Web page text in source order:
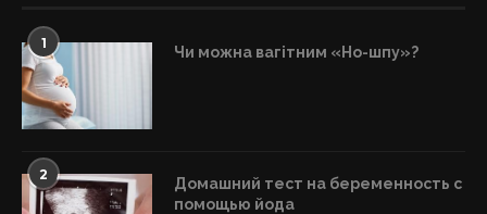
1 Чи можна вагітним «Но-шпу»?
2
Домашний тест на беременность с
помощью йода